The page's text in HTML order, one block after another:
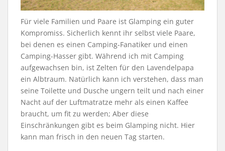
Für viele Familien und Paare ist Glamping ein guter
Kompromiss. Sicherlich kennt ihr selbst viele Paare,
bei denen es einen Camping-Fanatiker und einen
Camping-Hasser gibt. Während ich mit Camping
aufgewachsen bin, ist Zelten für den Lavendelpapa
ein Albtraum. Natürlich kann ich verstehen, dass man
seine Toilette und Dusche ungern teilt und nach einer
Nacht auf der Luftmatratze mehr als einen Kaffee
braucht, um fit zu werden; Aber diese
Einschränkungen gibt es beim Glamping nicht. Hier
kann man frisch in den neuen Tag starten.